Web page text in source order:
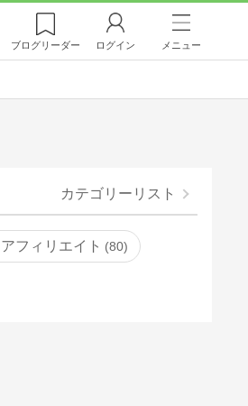
ブログリーダー ログイン メニュー
カテゴリーリスト
フィリエイト 80